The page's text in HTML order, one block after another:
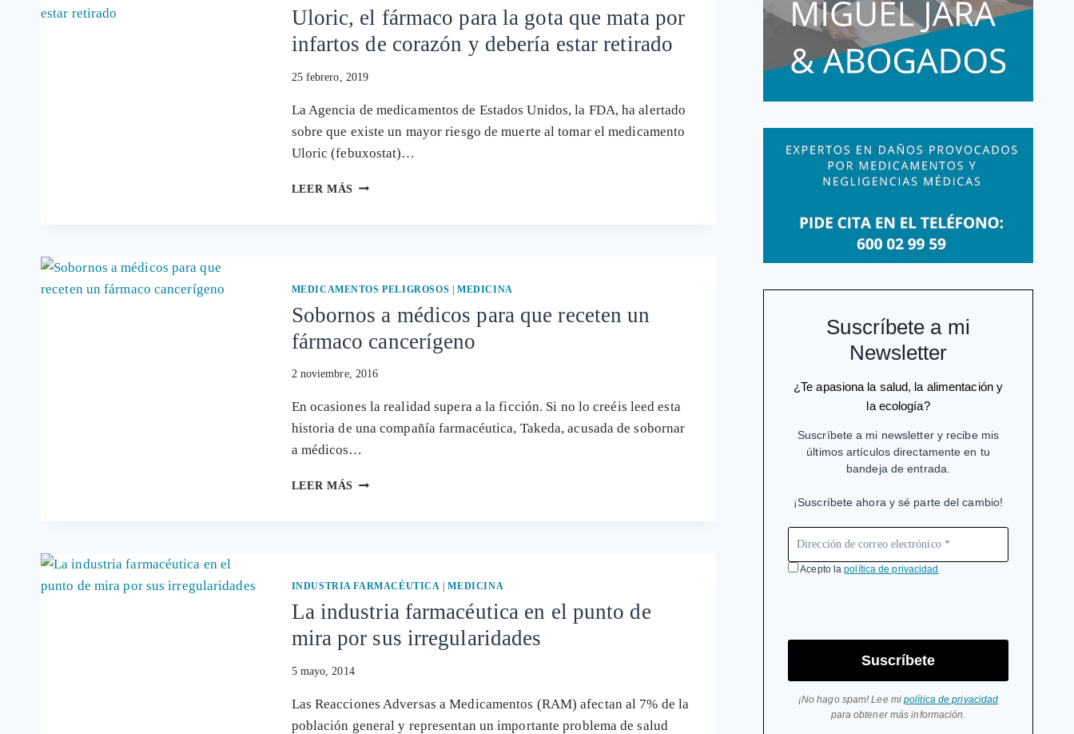
Uloric, el fármaco para la gota que mata por
infartos de corazón y debería estar retirado
25 febrero, 2019
La Agencia de medicamentos de Estados Unidos, la FDA, ha alertado
sobre que existe un mayor riesgo de muerte al tomar el medicamento
Uloric (febuxostat)…
LEER MÁS ULORIC,
QUE
POR
INFARTOS
DE
CORAZÓN
DEBERÍA
RETIRADO
MEDICAMENTOS PELIGROSOS |MEDICINA
Sobornos a médicos para que receten un
fármaco cancerígeno
2 noviembre, 2016
En ocasiones la realidad supera a la ficción. Si no lo creéis leed esta
historia de una compañía farmacéutica, Takeda, acusada de sobornar
a médicos…
LEER MÁS SOBORNOS
UN
CANCERÍGENO
INDUSTRIA FARMACÉUTICA |MEDICINA
La industria farmacéutica en el punto de
mira por sus irregularidades
5 mayo, 2014
Las Reacciones Adversas a Medicamentos (RAM) afectan al 7% de la
población general y representan un importante problema de salud
Suscríbete a mi
Newsletter
¿Te apasiona la salud, la alimentación y
la ecología?
Suscríbete a mi newsletter y recibe mis
últimos artículos directamente en tu
bandeja de entrada.
¡Suscríbete ahora y sé parte del cambio!
Acepto lapolítica de privacidad
Suscríbete
¡No hago spam! Lee mipolítica de privacidad
para obtener más información.